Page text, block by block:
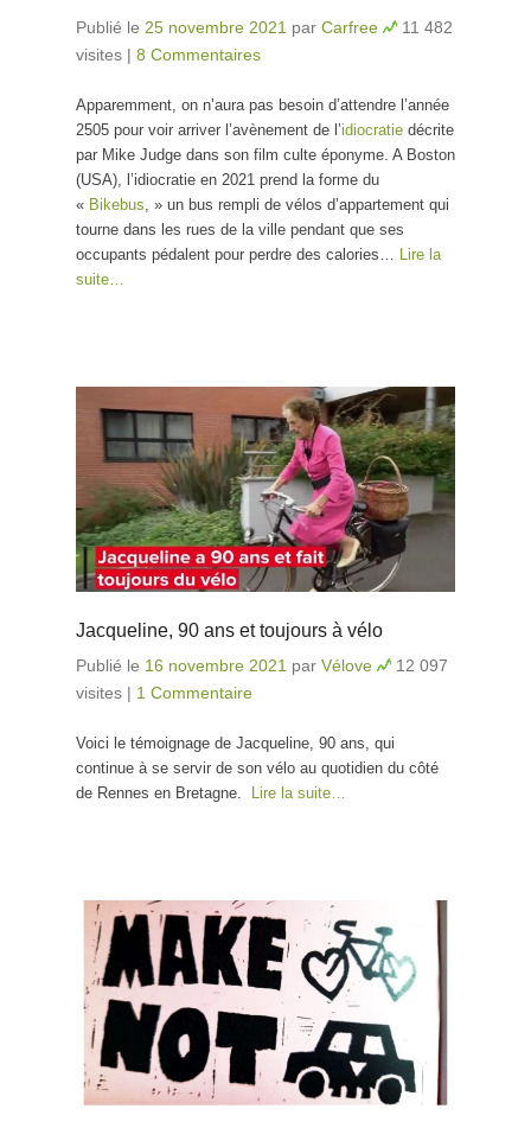
Publié le 25 novembre 2021 par Carfree
11 482
visites | 8 Commentaires
Apparemment, on n’aura pas besoin d’attendre l’année
2505 pour voir arriver l’avènement de l’idiocratie décrite
par Mike Judge dans son film culte éponyme. A Boston
(USA), l’idiocratie en 2021 prend la forme du
« Bikebus, » un bus rempli de vélos d’appartement qui
tourne dans les rues de la ville pendant que ses
occupants pédalent pour perdre des calories… Lire la
suite…
Jacqueline, 90 ans et toujours à vélo
Publié le 16 novembre 2021 par Vélove
12 097
visites | 1 Commentaire
Voici le témoignage de Jacqueline, 90 ans, qui
continue à se servir de son vélo au quotidien du côté
de Rennes en Bretagne.
Lire la suite…